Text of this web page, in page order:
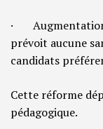
· Augmentation
prévoit aucune
candidats
Cette réforme
pédagogique.